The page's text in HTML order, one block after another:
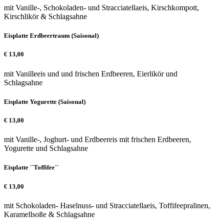
mit Vanille-, Schokoladen- und Stracciatellaeis, Kirschkompott,
Kirschlikör & Schlagsahne
Eisplatte Erdbeertraum (Saisonal)
€ 13,00
mit Vanilleeis und und frischen Erdbeeren, Eierlikör und
Schlagsahne
Eisplatte Yogurette (Saisonal)
€ 13,00
mit Vanille-, Joghurt- und Erdbeereis mit frischen Erdbeeren,
Yogurette und Schlagsahne
Eisplatte ``Toffifee``
€ 13,00
mit Schokoladen- Haselnuss- und Stracciatellaeis, Toffifeepralinen,
Karamellsoße & Schlagsahne